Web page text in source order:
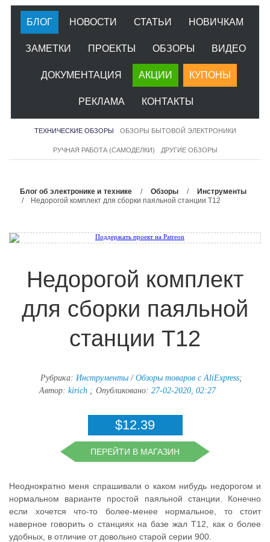
БЛОГ НОВОСТИ СТАТЬИ НОВИЧКАМ
ЗАМЕТКИ ПРОЕКТЫ ОБЗОРЫ ВИДЕО
ДОКУМЕНТАЦИЯ АКЦИИ КУПОНЫ
РЕКЛАМА КОНТАКТЫ
ТЕХНИЧЕСКИЕ ОБЗОРЫ ОБЗОРЫ БЫТОВОЙ ЭЛЕКТРОНИКИ
РУЧНАЯ РАБОТА (САМОДЕЛКИ) ДРУГИЕ ОБЗОРЫ
Блог об электронике и технике/ Обзоры/
Инструменты
/ Недорогой комплект для сборки паяльной станции T12
Недорогой комплект
для сборки паяльной
станции T12
Рубрика: Инструменты / Обзоры товаров с AliExpress;
Автор: kirich; Опубликовано: 27-02-2020, 02:27
$12.39
ПЕРЕЙТИ В МАГАЗИН
Неоднократно меня спрашивали о каком нибудь недорогом и
нормальном варианте простой паяльной станции. Конечно
если хочется что-то более-менее нормальное, то стоит
наверное говорить о станциях на базе жал Т12, как о более
удобных, в отличие от довольно старой серии 900.